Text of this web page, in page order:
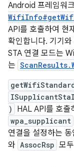
Android 프레임워
API를 호출하여 현
확인합니다. 기기
STA 연결 모드는
는
)
HAL API를 호출
wpa_supplicant
연결을 설정하는 동
와 AssocRsp 모